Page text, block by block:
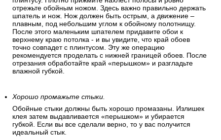
вправо («елочкой»). Окончательное выравнивание
полотнища производится руками. Если вы наклеили
неровно или появились воздушные пузыри – исправьте это
до высыхания клея.
Отрежьте верхнюю часть полотна. (задел).
Сначала продавите место соприкосновения обоев с
границей потолка. Большим шпателем подоприте полосу к
шпатель и нож. Нож должен быть острым, а движение –
После этого маленьким шпателем придавите обои к
верхнему краю потолка - и вы увидите, что край обоев
точно совпадет с плинтусом. Эту же операцию
рекомендуется проделать с нижней границей обоев. После